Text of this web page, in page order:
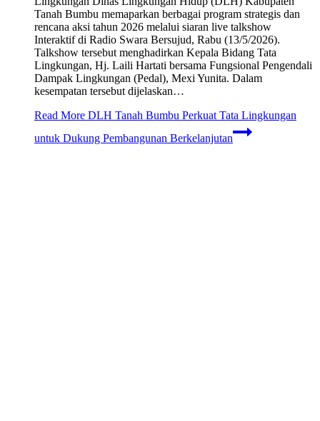
Tanah Bumbu memaparkan berbagai program strategis dan
rencana aksi tahun 2026 melalui siaran live talkshow
Interaktif di Radio Swara Bersujud, Rabu (13/5/2026).
Talkshow tersebut menghadirkan Kepala Bidang Tata
Lingkungan, Hj. Laili Hartati bersama Fungsional Pengendali
Dampak Lingkungan (Pedal), Mexi Yunita. Dalam
kesempatan tersebut dijelaskan…
Read More DLH Tanah Bumbu Perkuat Tata Lingkungan
untuk Dukung Pembangunan Berkelanjutan